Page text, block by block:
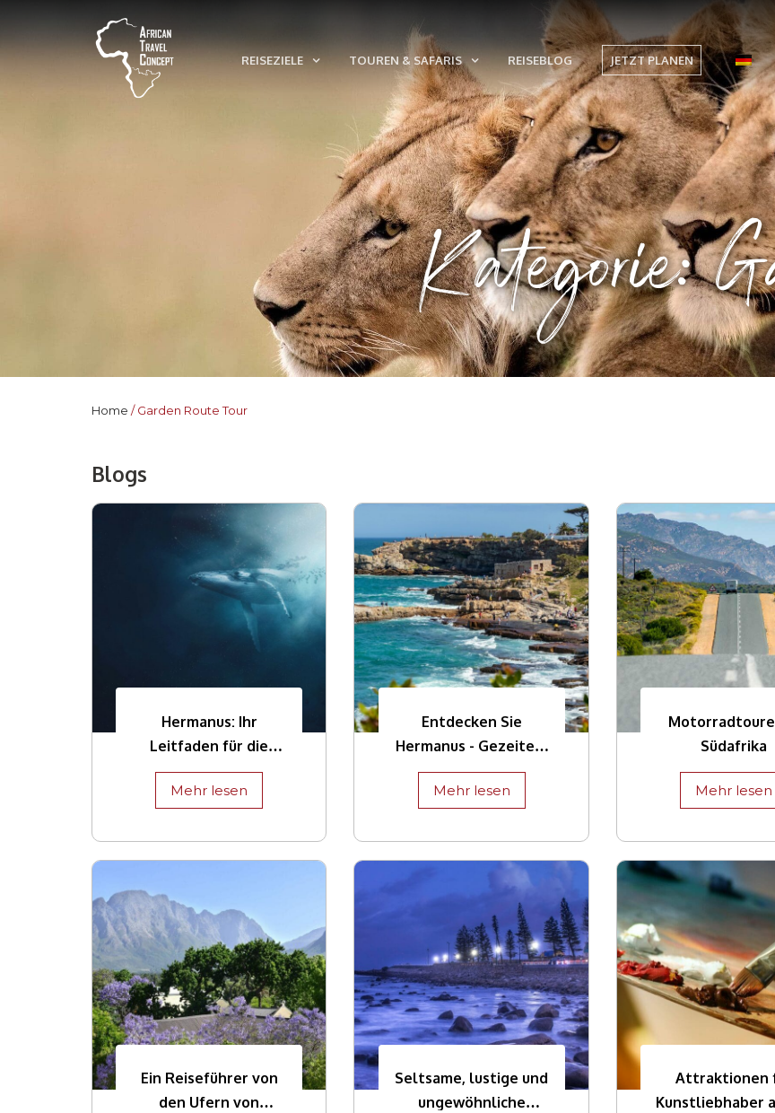
REISEZIELE TOUREN & SAFARIS REISEBLOG JETZT PLANEN
Kategorie:
Home Garden Route Tour
Blogs
Hermanus: Ihr
Leitfaden für die
weltbesten
Walbeobachtungen
Mehr lesen
Entdecken Sie
Hermanus - Gezeiten,
Pfade und
Geschmäcker
Mehr lesen
Südafrika
Mehr lesen
Ein Reiseführer von
den Ufern von
Seltsame, lustige und
ungewöhnliche
Attraktionen
Kunstliebhaber